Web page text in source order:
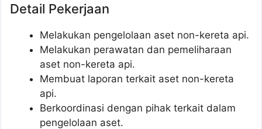
Detail Pekerjaan
Melakukan pengelolaan aset non-kereta api.
Melakukan perawatan dan pemeliharaan
aset non-kereta api.
Membuat laporan terkait aset non-kereta
api.
Berkoordinasi dengan pihak terkait dalam
pengelolaan aset.